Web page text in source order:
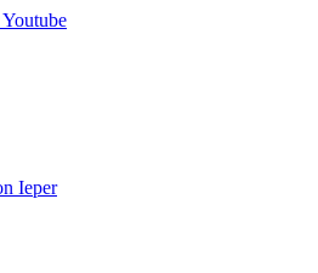
Youtube